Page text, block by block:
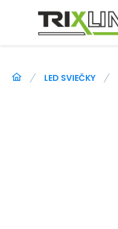
LED SVIEČKY